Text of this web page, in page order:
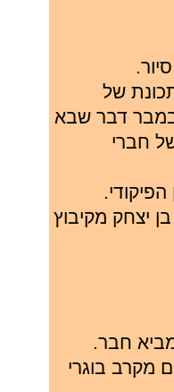
במתכונת של
דבר שבא
חברי
יצחק מקיבוץ
מקרב בוגרי